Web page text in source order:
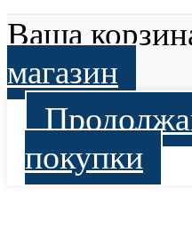
Ваша
магазин
покупки